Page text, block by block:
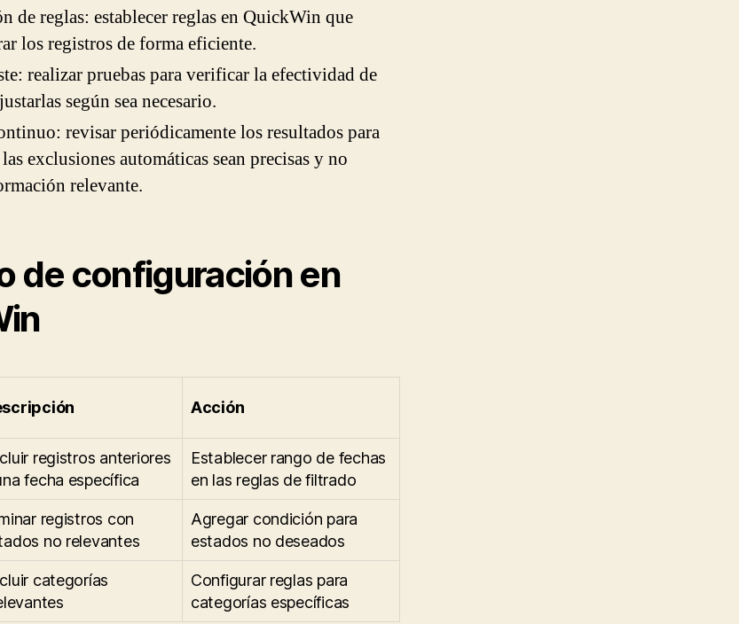
de reglas: establecer reglas en QuickWin que
los registros de forma eficiente.
realizar pruebas para verificar la efectividad de
según sea necesario.
revisar periódicamente los resultados para
exclusiones automáticas sean precisas y no
relevante.
de configuración en
Acción
registros anteriores
fecha específica
Establecer rango de fechas
en las reglas de filtrado
registros con
no relevantes
Agregar condición para
estados no deseados
categorías
Configurar reglas para
categorías específicas